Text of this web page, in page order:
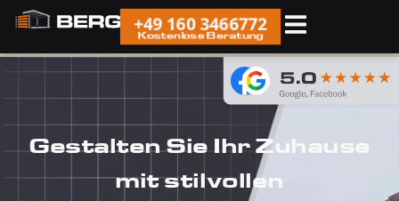
+49 160 3466772
Kostenlose Beratung
Gestalten Sie Ihr Zuhause
mit stilvollen